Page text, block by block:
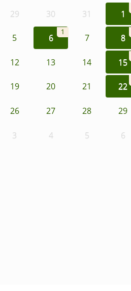
29 30 31 1
5 6
1
7 8
12 13 14 15
19 20 21 22
26 27 28 29
3 4 5 6